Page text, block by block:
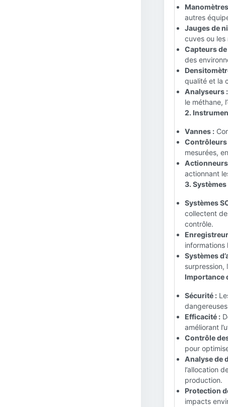
autres
Jauges de
cuves ou les
Capteurs
des
qualité et la
Analyseurs :
le méthane,
2.
Vannes :
Contrôleurs
mesurées,
actionnant
3.
Systèmes
collectent
contrôle.
informations
Systèmes
surpression,
Importance
Sécurité :
Efficacité :
améliorant
Contrôle
pour
Analyse de
l’allocation
production.
Protection
impacts